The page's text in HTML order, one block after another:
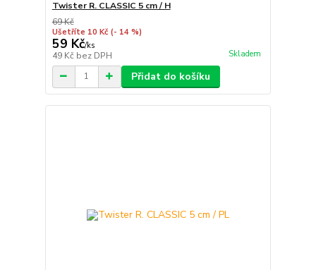
Twister R. CLASSIC 5 cm / H
69 Kč
Ušetříte 10 Kč (- 14 %)
59 Kč/ks
49 Kč bez DPH Skladem
Přidat do košíku